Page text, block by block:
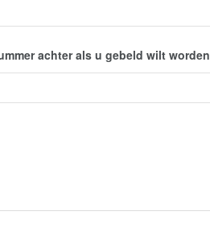
achter als u gebeld wilt worden